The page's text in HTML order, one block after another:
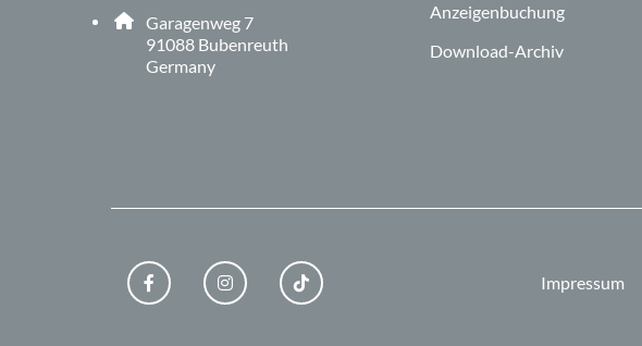
Adresse:
Garagenweg 7
91088 , 9 1 0 8 8
Bubenreuth
Germany
Anzeigenbuchung
Download-Archiv
FACEBOOKINSTAGRAMTIKTOK Impressum